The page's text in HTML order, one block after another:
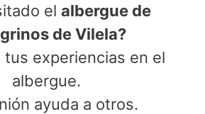
el albergue de
de Vilela?
tus experiencias en el
albergue.
ayuda a otros.